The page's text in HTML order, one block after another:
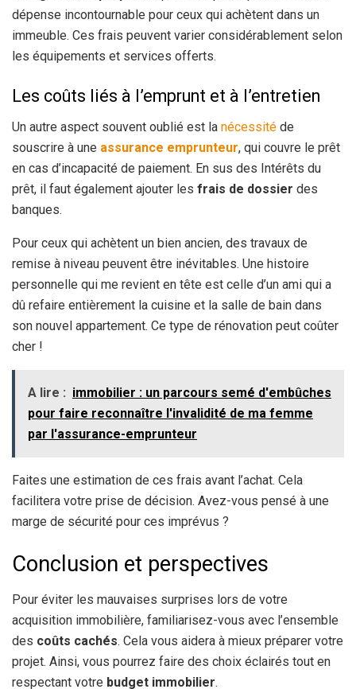
dépense incontournable pour ceux qui achètent dans un
immeuble. Ces frais peuvent varier considérablement selon
les équipements et services offerts.
Les coûts liés à l’emprunt et à l’entretien
Un autre aspect souvent oublié est la nécessité de
souscrire à une assurance emprunteur, qui couvre le prêt
en cas d’incapacité de paiement. En sus des Intérêts du
prêt, il faut également ajouter les frais de dossier des
banques.
Pour ceux qui achètent un bien ancien, des travaux de
remise à niveau peuvent être inévitables. Une histoire
personnelle qui me revient en tête est celle d’un ami qui a
dû refaire entièrement la cuisine et la salle de bain dans
son nouvel appartement. Ce type de rénovation peut coûter
cher !
A lire : immobilier : un parcours semé d'embûches
pour faire reconnaître l'invalidité de ma femme
par l'assurance-emprunteur
Faites une estimation de ces frais avant l’achat. Cela
facilitera votre prise de décision. Avez-vous pensé à une
marge de sécurité pour ces imprévus ?
Conclusion et perspectives
Pour éviter les mauvaises surprises lors de votre
acquisition immobilière, familiarisez-vous avec l’ensemble
des coûts cachés. Cela vous aidera à mieux préparer votre
projet. Ainsi, vous pourrez faire des choix éclairés tout en
respectant votre budget immobilier.